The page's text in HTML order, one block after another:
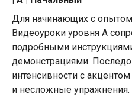
Для начинающих с
Видеоуроки уровня А
подробными
демонстрациями.
интенсивности с
и несложные упражнения.